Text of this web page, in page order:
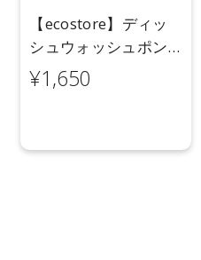
【ecostore】ディッ
シュウォッシュポン
プ&クロスセット(グ
レープフルーツ)
¥1,650